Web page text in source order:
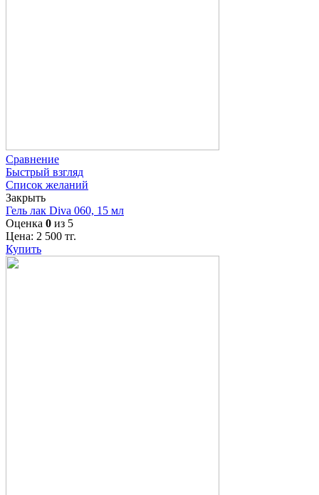
Сравнение
Быстрый взгляд
Список желаний
Закрыть
Гель лак Diva 060, 15 мл
Оценка 0 из 5
Цена: 2 500 тг.
Купить